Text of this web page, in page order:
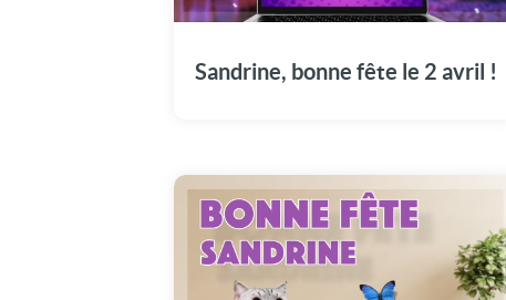
Sandrine, bonne fête le 2 avril !
Offrez à Sandrine cette vidéo émotion pour